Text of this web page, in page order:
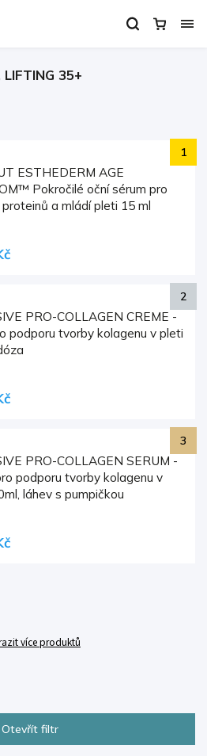
LIFTING 35+
ESTHEDERM AGE
Pokročilé oční sérum pro
proteinů a mládí pleti 15 ml
PRO-COLLAGEN CREME -
podporu tvorby kolagenu v pleti
PRO-COLLAGEN SERUM -
podporu tvorby kolagenu v
láhev s pumpičkou
více produktů
Otevřít filtr